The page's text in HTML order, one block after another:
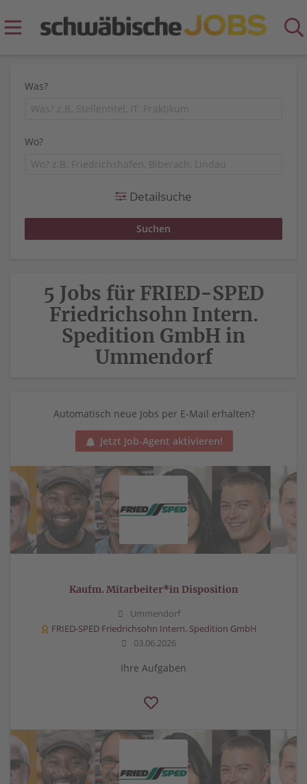
Was?
Wo?
Detailsuche
5 Jobs für FRIED-SPED
Friedrichsohn Intern.
Spedition GmbH in
Ummendorf
Automatisch neue Jobs per E-Mail erhalten?
Jetzt Job-Agent aktivieren!
Kaufm. Mitarbeiter*in Disposition
Ummendorf
FRIED-SPED Friedrichsohn Intern. Spedition GmbH
03.06.2026
Ihre Aufgaben